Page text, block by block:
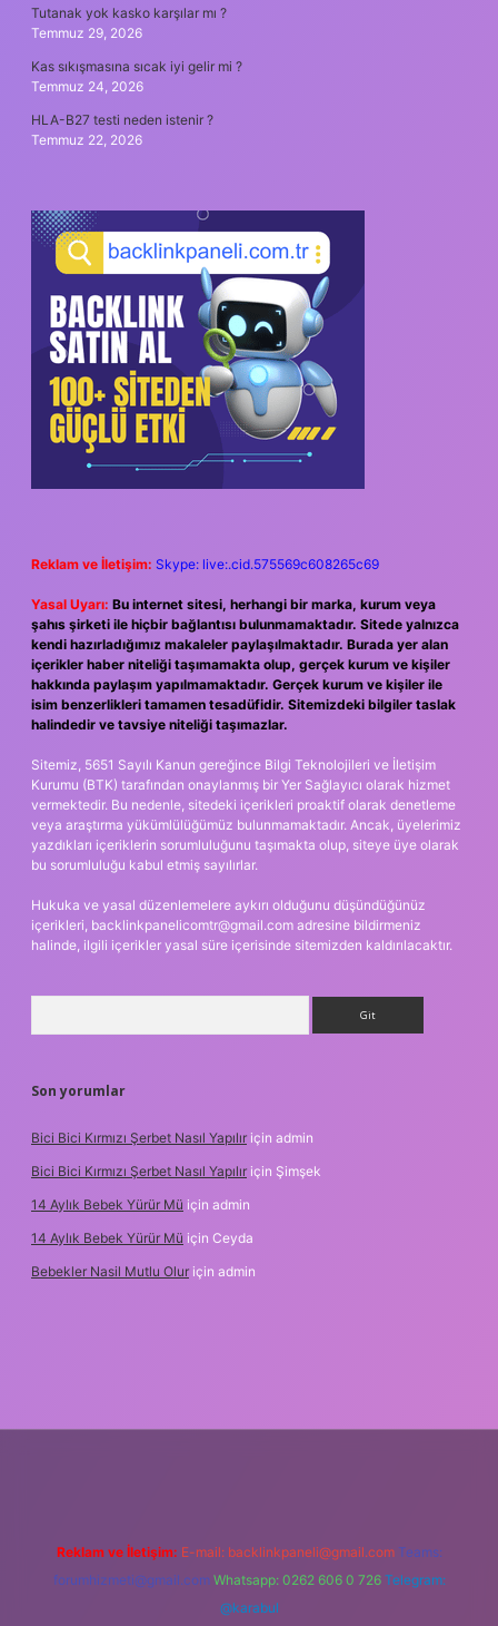
Tutanak yok kasko karşılar mı ?
Temmuz 29, 2026
Kas sıkışmasına sıcak iyi gelir mi ?
Temmuz 24, 2026
HLA-B27 testi neden istenir ?
Temmuz 22, 2026
Reklam ve İletişim: Skype: live:.cid.575569c608265c69
Yasal Uyarı: Bu internet sitesi, herhangi bir marka, kurum veya
şahıs şirketi ile hiçbir bağlantısı bulunmamaktadır. Sitede yalnızca
kendi hazırladığımız makaleler paylaşılmaktadır. Burada yer alan
içerikler haber niteliği taşımamakta olup, gerçek kurum ve kişiler
hakkında paylaşım yapılmamaktadır. Gerçek kurum ve kişiler ile
isim benzerlikleri tamamen tesadüfidir. Sitemizdeki bilgiler taslak
halindedir ve tavsiye niteliği taşımazlar.
Sitemiz, 5651 Sayılı Kanun gereğince Bilgi Teknolojileri ve İletişim
Kurumu (BTK) tarafından onaylanmış bir Yer Sağlayıcı olarak hizmet
vermektedir. Bu nedenle, sitedeki içerikleri proaktif olarak denetleme
veya araştırma yükümlülüğümüz bulunmamaktadır. Ancak, üyelerimiz
yazdıkları içeriklerin sorumluluğunu taşımakta olup, siteye üye olarak
bu sorumluluğu kabul etmiş sayılırlar.
Hukuka ve yasal düzenlemelere aykırı olduğunu düşündüğünüz
içerikleri, backlinkpanelicomtr@gmail.com adresine bildirmeniz
halinde, ilgili içerikler yasal süre içerisinde sitemizden kaldırılacaktır.
Son yorumlar
Bici Bici Kırmızı Şerbet Nasıl Yapılır için admin
Bici Bici Kırmızı Şerbet Nasıl Yapılır için Şimşek
14 Aylık Bebek Yürür Mü için admin
14 Aylık Bebek Yürür Mü için Ceyda
Bebekler Nasil Mutlu Olur için admin
Reklam ve İletişim: E-mail: backlinkpaneli@gmail.com Teams:
forumhizmeti@gmail.com Whatsapp: 0262 606 0 726 Telegram:
@karabul